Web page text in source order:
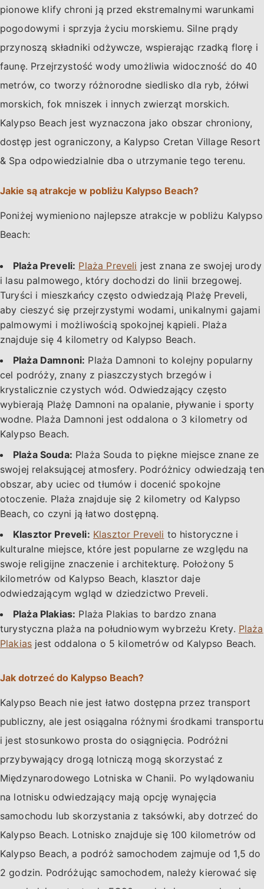
pionowe klify chroni ją przed ekstremalnymi warunkami
pogodowymi i sprzyja życiu morskiemu. Silne prądy
przynoszą składniki odżywcze, wspierając rzadką florę i
faunę. Przejrzystość wody umożliwia widoczność do 40
metrów, co tworzy różnorodne siedlisko dla ryb, żółwi
morskich, fok mniszek i innych zwierząt morskich.
Kalypso Beach jest wyznaczona jako obszar chroniony,
dostęp jest ograniczony, a Kalypso Cretan Village Resort
& Spa odpowiedzialnie dba o utrzymanie tego terenu.
Jakie są atrakcje w pobliżu Kalypso Beach?
Poniżej wymieniono najlepsze atrakcje w pobliżu Kalypso
Beach:
Plaża Preveli: Plaża Preveli jest znana ze swojej urody
i lasu palmowego, który dochodzi do linii brzegowej.
Turyści i mieszkańcy często odwiedzają Plażę Preveli,
aby cieszyć się przejrzystymi wodami, unikalnymi gajami
palmowymi i możliwością spokojnej kąpieli. Plaża
znajduje się 4 kilometry od Kalypso Beach.
Plaża Damnoni: Plaża Damnoni to kolejny popularny
cel podróży, znany z piaszczystych brzegów i
krystalicznie czystych wód. Odwiedzający często
wybierają Plażę Damnoni na opalanie, pływanie i sporty
wodne. Plaża Damnoni jest oddalona o 3 kilometry od
Kalypso Beach.
Plaża Souda: Plaża Souda to piękne miejsce znane ze
swojej relaksującej atmosfery. Podróżnicy odwiedzają ten
obszar, aby uciec od tłumów i docenić spokojne
otoczenie. Plaża znajduje się 2 kilometry od Kalypso
Beach, co czyni ją łatwo dostępną.
Klasztor Preveli: Klasztor Preveli to historyczne i
kulturalne miejsce, które jest popularne ze względu na
swoje religijne znaczenie i architekturę. Położony 5
kilometrów od Kalypso Beach, klasztor daje
odwiedzającym wgląd w dziedzictwo Preveli.
Plaża Plakias: Plaża Plakias to bardzo znana
turystyczna plaża na południowym wybrzeżu Krety. Plaża
Plakias jest oddalona o 5 kilometrów od Kalypso Beach.
Jak dotrzeć do Kalypso Beach?
Kalypso Beach nie jest łatwo dostępna przez transport
publiczny, ale jest osiągalna różnymi środkami transportu
i jest stosunkowo prosta do osiągnięcia. Podróżni
przybywający drogą lotniczą mogą skorzystać z
Międzynarodowego Lotniska w Chanii. Po wylądowaniu
na lotnisku odwiedzający mają opcję wynajęcia
samochodu lub skorzystania z taksówki, aby dotrzeć do
Kalypso Beach. Lotnisko znajduje się 100 kilometrów od
Kalypso Beach, a podróż samochodem zajmuje od 1,5 do
2 godzin. Podróżując samochodem, należy kierować się